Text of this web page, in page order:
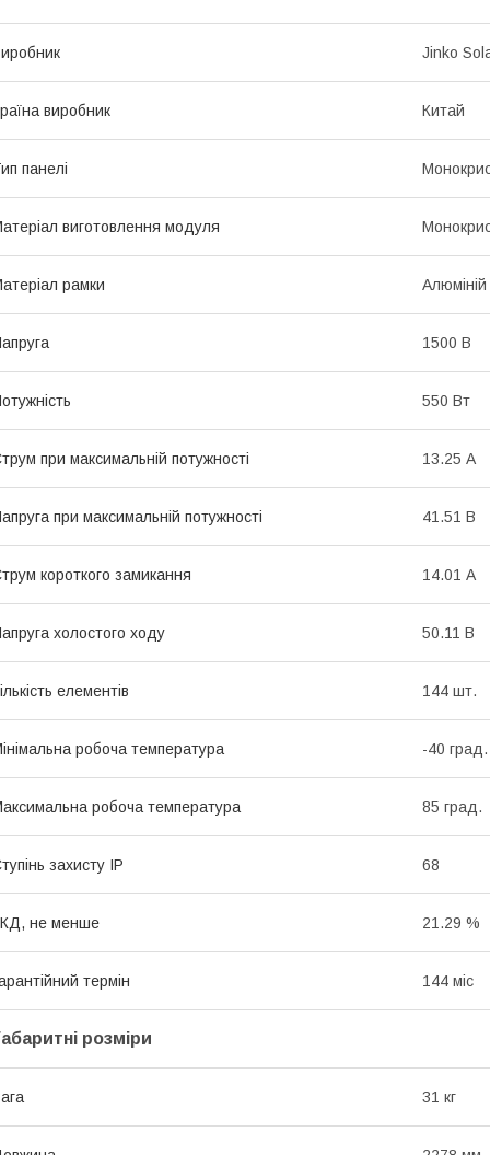
Jinko
виробник Китай
панелі
виготовлення модуля
рамки Алюміній
1500 В
550 Вт
при максимальній потужності 13.25 А
при максимальній потужності 41.51 В
короткого замикання 14.01 А
холостого ходу 50.11 В
елементів 144 шт.
робоча температура -40 град.
робоча температура 85 град.
захисту IP 68
не менше 21.29 %
термін 144 міс
розміри
31 кг